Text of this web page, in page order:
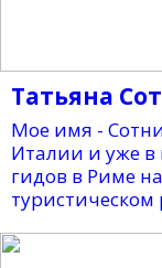
Татьяна
Мое имя -
Италии и уже в
гидов в Риме
туристическом